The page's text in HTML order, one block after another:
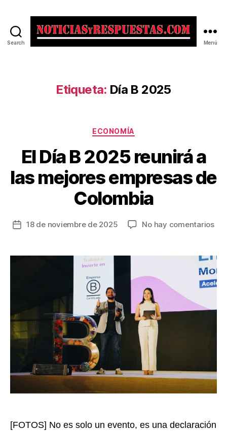
Search Menú
Etiqueta: Día B 2025
Categorías
ECONOMÍA
El Día B 2025 reunirá a
las mejores empresas de
Colombia
Fecha
entrada
18 de noviembre de 2025 No hay comentariosen
B
a
[FOTOS] No es solo un evento, es una declaración